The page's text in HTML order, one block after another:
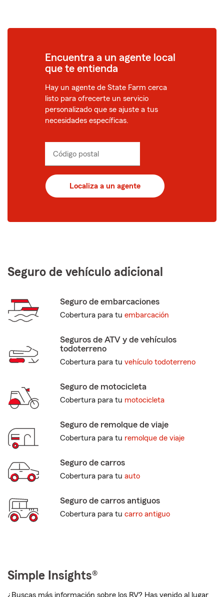
Encuentra a un agente local
que te entienda
Hay un agente de State Farm cerca
listo para ofrecerte un servicio
personalizado que se ajuste a tus
necesidades específicas.
Código postal
de
5
de
5
_____
_____
Localiza a un agente
Seguro de vehículo adicional
Seguro de embarcaciones
Cobertura para tu embarcación
Seguros de ATV y de vehículos
todoterreno
Cobertura para tu vehículo todoterreno
Seguro de motocicleta
Cobertura para tu motocicleta
Seguro de remolque de viaje
Cobertura para tu remolque de viaje
Seguro de carros
Cobertura para tu auto
Seguro de carros antiguos
Cobertura para tu carro antiguo
Simple Insights®
¿Buscas más información sobre los RV? Has venido al lugar